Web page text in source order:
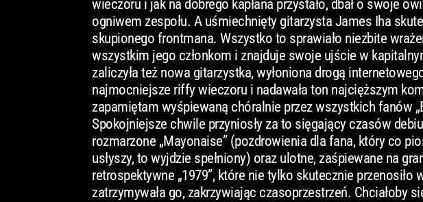
wieczoru i jak na dobrego kapłana przystało, dbał o swoje
ogniwem zespołu. A uśmiechnięty gitarzysta James Iha
skupionego frontmana. Wszystko to sprawiało niezbite
wszystkim jego członkom i znajduje swoje ujście w
zaliczyła też nowa gitarzystka, wyłoniona drogą
najmocniejsze riffy wieczoru i nadawała ton najcięższym
zapamiętam wyśpiewaną chóralnie przez wszystkich fanów
Spokojniejsze chwile przyniosły za to sięgający czasów
rozmarzone „Mayonaise” (pozdrowienia dla fana, który co
usłyszy, to wyjdzie spełniony) oraz ulotne, zaśpiewane na
retrospektywne „1979”, które nie tylko skutecznie
zatrzymywała go, zakrzywiając czasoprzestrzeń. Chciałoby